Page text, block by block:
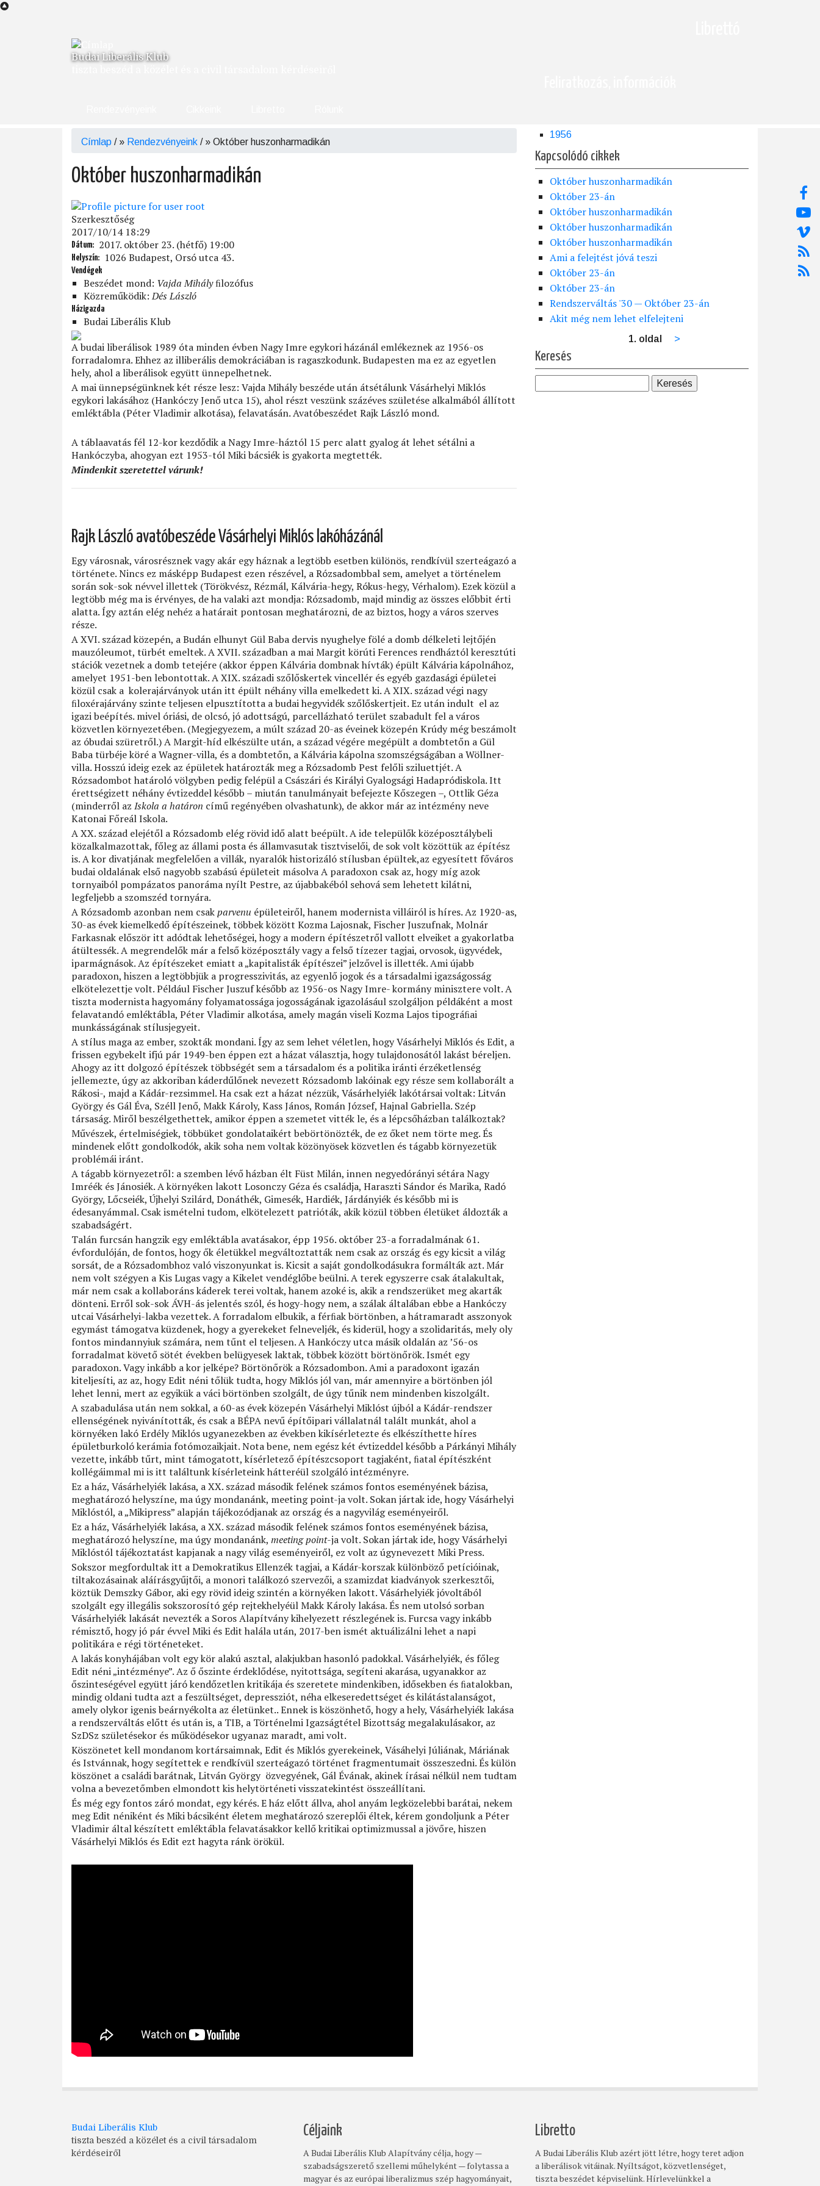
Ugrás
Budai Liberális Klub
Morzsa
Címlap / Rendezvényeink / Október huszonharmadikán
Október huszonharmadikán
Szerkesztőség
2017/10/14 18:29
Dátum 2017. október 23. (hétfő) 19:00
Helyszín 1026 Budapest, Orsó utca 43.
Vendégek
Beszédet mond: Vajda Mihályﬁlozófus
Közreműködik:Dés László
Házigazda
Budai Liberális Klub
A budai liberálisok 1989 óta minden évben Nagy Imre egykori házánál emlékeznek az 1956-os
forradalomra. Ehhez az illiberális demokráciában is ragaszkodunk. Budapesten ma ez az egyetlen
hely, ahol a liberálisok együtt ünnepelhetnek.
A mai ünnepségünknek két része lesz: Vajda Mihály beszéde után átsétálunk Vásárhelyi Miklós
egykori lakásához (Hankóczy Jenő utca 15), ahol részt veszünk százéves születése alkalmából állított
emléktábla (Péter Vladimir alkotása), felavatásán. Avatóbeszédet Rajk László mond.
A táblaavatás fél 12-kor kezdődik a Nagy Imre-háztól 15 perc alatt gyalog át lehet sétálni a
Hankóczyba, ahogyan ezt 1953-tól Miki bácsiék is gyakorta megtették.
Mindenkit szeretettel várunk!
Rajk László avatóbeszéde Vásárhelyi Miklós lakóházánál
Egy városnak, városrésznek vagy akár egy háznak a legtöbb esetben különös, rendkívül szerteágazó a
története. Nincs ez másképp Budapest ezen részével, a Rózsadombbal sem, amelyet a történelem
során sok-sok névvel illettek (Törökvész, Rézmál, Kálvária-hegy, Rókus-hegy, Vérhalom). Ezek közül a
legtöbb még ma is érvényes, de ha valaki azt mondja: Rózsadomb, majd mindig az összes előbbit érti
alatta. Így aztán elég nehéz a határait pontosan meghatározni, de az biztos, hogy a város szerves
része.
A XVI. század közepén, a Budán elhunyt Gül Baba dervis nyughelye fölé a domb délkeleti lejtőjén
mauzóleumot, türbét emeltek. A XVII. században a mai Margit körúti Ferences rendháztól keresztúti
stációk vezetnek a domb tetejére (akkor éppen Kálvária dombnak hívták) épült Kálvária kápolnához,
amelyet 1951-ben lebontottak. A XIX. századi szőlőskertek vincellér és egyéb gazdasági épületei
közül csak a kolerajárványok után itt épült néhány villa emelkedett ki. A XIX. század végi nagy
ﬁloxérajárvány szinte teljesen elpusztította a budai hegyvidék szőlőskertjeit. Ez után indult el az
igazi beépítés. mivel óriási, de olcsó, jó adottságú, parcellázható terület szabadult fel a város
közvetlen környezetében. (Megjegyezem, a múlt század 20-as éveinek közepén Krúdy még beszámolt
az óbudai szüretről.) A Margit-híd elkészülte után, a század végére megépült a dombtetőn a Gül
Baba türbéje köré a Wagner-villa, és a dombtetőn, a Kálvária kápolna szomszégságában a Wöllner-
villa. Hosszú ideig ezek az épületek határozták meg a Rózsadomb Pest felőli sziluettjét. A
Rózsadombot határoló völgyben pedig felépül a Császári és Királyi Gyalogsági Hadapródiskola. Itt
érettségizett néhány évtizeddel később – miután tanulmányait befejezte Kőszegen –, Ottlik Géza
(minderről az Iskola a határon című regényében olvashatunk), de akkor már az intézmény neve
Katonai Főreál Iskola.
A XX. század elejétől a Rózsadomb elég rövid idő alatt beépült. A ide települők középosztálybeli
közalkalmazottak, főleg az állami posta és államvasutak tisztviselői, de sok volt közöttük az építész
is. A kor divatjának megfelelően a villák, nyaralók historizáló stílusban épültek,az egyesített főváros
budai oldalának első nagyobb szabású épületeit másolva A paradoxon csak az, hogy míg azok
tornyaiból pompázatos panoráma nyílt Pestre, az újabbakéból sehová sem lehetett kilátni,
legfeljebb a szomszéd tornyára.
A Rózsadomb azonban nem csakparvenu épületeiről, hanem modernista villáiról is híres. Az 1920-as,
30-as évek kiemelkedő építészeinek, többek között Kozma Lajosnak, Fischer Juszufnak, Molnár
Farkasnak először itt adódtak lehetőségei, hogy a modern építészetről vallott elveiket a gyakorlatba
átültessék. A megrendelők már a felső középosztály vagy a felső tízezer tagjai, orvosok, ügyvédek,
iparmágnások. Az építészeket emiatt a „kapitalisták építészei” jelzővel is illették. Ami újabb
paradoxon, hiszen a legtöbbjük a progresszivitás, az egyenlő jogok és a társadalmi igazságosság
elkötelezettje volt. Például Fischer Juszuf később az 1956-os Nagy Imre- kormány minisztere volt. A
tiszta modernista hagyomány folyamatossága jogosságának igazolásául szolgáljon példáként a most
felavatandó emléktábla, Péter Vladimir alkotása, amely magán viseli Kozma Lajos tipográﬁai
munkásságának stílusjegyeit.
A stílus maga az ember, szokták mondani. Így az sem lehet véletlen, hogy Vásárhelyi Miklós és Edit, a
frissen egybekelt ifjú pár 1949-ben éppen ezt a házat választja, hogy tulajdonosától lakást béreljen.
Ahogy az itt dolgozó építészek többségét sem a társadalom és a politika iránti érzéketlenség
jellemezte, úgy az akkoriban káderdűlőnek nevezett Rózsadomb lakóinak egy része sem kollaborált a
Rákosi-, majd a Kádár-rezsimmel. Ha csak ezt a házat nézzük, Vásárhelyiék lakótársai voltak: Litván
György és Gál Éva, Széll Jenő, Makk Károly, Kass János, Román József, Hajnal Gabriella. Szép
társaság. Miről beszélgethettek, amikor éppen a szemetet vitték le, és a lépcsőházban találkoztak?
Művészek, értelmiségiek, többüket gondolataikért bebörtönözték, de ez őket nem törte meg. És
mindenek előtt gondolkodók, akik soha nem voltak közönyösek közvetlen és tágabb környezetük
problémái iránt.
A tágabb környezetről: a szemben lévő házban élt Füst Milán, innen negyedórányi sétára Nagy
Imréék és Jánosiék. A környéken lakott Losonczy Géza és családja, Haraszti Sándor és Marika, Radó
György, Lőcseiék, Újhelyi Szilárd, Donáthék, Gimesék, Hardiék, Járdányiék és később mi is
édesanyámmal. Csak ismételni tudom, elkötelezett patrióták, akik közül többen életüket áldozták a
szabadságért.
Talán furcsán hangzik egy emléktábla avatásakor, épp 1956. október 23-a forradalmának 61.
évfordulóján, de fontos, hogy ők életükkel megváltoztatták nem csak az ország és egy kicsit a világ
sorsát, de a Rózsadombhoz való viszonyunkat is. Kicsit a saját gondolkodásukra formálták azt. Már
nem volt szégyen a Kis Lugas vagy a Kikelet vendéglőbe beülni. A terek egyszerre csak átalakultak,
már nem csak a kollaboráns káderek terei voltak, hanem azoké is, akik a rendszerüket meg akarták
dönteni. Erről sok-sok ÁVH-ás jelentés szól, és hogy-hogy nem, a szálak általában ebbe a Hankóczy
utcai Vásárhelyi-lakba vezettek. A forradalom elbukik, a férﬁak börtönben, a hátramaradt asszonyok
egymást támogatva küzdenek, hogy a gyerekeket felneveljék, és kiderül, hogy a szolidaritás, mely oly
fontos mindannyiuk számára, nem tűnt el teljesen. A Hankóczy utca másik oldalán az ’56-os
forradalmat követő sötét években belügyesek laktak, többek között börtönőrök. Ismét egy
paradoxon. Vagy inkább a kor jelképe? Börtönőrök a Rózsadombon. Ami a paradoxont igazán
kiteljesíti, az az, hogy Edit néni tőlük tudta, hogy Miklós jól van, már amennyire a börtönben jól
lehet lenni, mert az egyikük a váci börtönben szolgált, de úgy tűnik nem mindenben kiszolgált.
A szabadulása után nem sokkal, a 60-as évek közepén Vásárhelyi Miklóst újból a Kádár-rendszer
ellenségének nyivánították, és csak a BÉPA nevű építőipari vállalatnál talált munkát, ahol a
környéken lakó Erdély Miklós ugyanezekben az években kikísérletezte és elkészíthette híres
épületburkoló kerámia fotómozaikjait. Nota bene, nem egész két évtizeddel később a Párkányi Mihály
vezette, inkább tűrt, mint támogatott, kísérletező építészcsoport tagjaként, ﬁatal építészként
kollégáimmal mi is itt találtunk kísérleteink hátteréül szolgáló intézményre.
Ez a ház, Vásárhelyiék lakása, a XX. század második felének számos fontos eseményének bázisa,
meghatározó helyszíne, ma úgy mondanánk, meeting point-ja volt. Sokan jártak ide, hogy Vásárhelyi
Miklóstól, a „Mikipress” alapján tájékozódjanak az ország és a nagyvilág eseményeiről.
Ez a ház, Vásárhelyiék lakása, a XX. század második felének számos fontos eseményének bázisa,
meghatározó helyszíne, ma úgy mondanánk, meeting point-ja volt. Sokan jártak ide, hogy Vásárhelyi
Miklóstól tájékoztatást kapjanak a nagy világ eseményeiről, ez volt az úgynevezett Miki Press.
Sokszor megfordultak itt a Demokratikus Ellenzék tagjai, a Kádár-korszak különböző petícióinak,
tiltakozásainak aláírásgyűjtői, a monori találkozó szervezői, a szamizdat kiadványok szerkesztői,
köztük Demszky Gábor, aki egy rövid ideig szintén a környéken lakott. Vásárhelyiék jóvoltából
szolgált egy illegális sokszorosító gép rejtekhelyéül Makk Károly lakása. És nem utolsó sorban
Vásárhelyiék lakását nevezték a Soros Alapítvány kihelyezett részlegének is. Furcsa vagy inkább
rémisztő, hogy jó pár évvel Miki és Edit halála után, 2017-ben ismét aktuálizálni lehet a napi
politikára e régi történeteket.
A lakás konyhájában volt egy kör alakú asztal, alakjukban hasonló padokkal. Vásárhelyiék, és főleg
Edit néni „intézménye”. Az ő őszinte érdeklődése, nyitottsága, segíteni akarása, ugyanakkor az
őszinteségével együtt járó kendőzetlen kritikája és szeretete mindenkiben, idősekben és ﬁatalokban,
mindig oldani tudta azt a feszültséget, depressziót, néha elkeseredettséget és kilátástalanságot,
amely olykor igenis beárnyékolta az életünket.. Ennek is köszönhető, hogy a hely, Vásárhelyiék lakása
a rendszerváltás előtt és után is, a TIB, a Történelmi Igazságtétel Bizottság megalakulásakor, az
SzDSz születésekor és működésekor ugyanaz maradt, ami volt.
Köszönetet kell mondanom kortársaimnak, Edit és Miklós gyerekeinek, Vásáhelyi Júliának, Máriának
és Istvánnak, hogy segítettek e rendkívül szerteágazó történet fragmentumait összeszedni. És külön
köszönet a családi barátnak, Litván György özvegyének, Gál Évának, akinek írásai nélkül nem tudtam
volna a bevezetőmben elmondott kis helytörténeti visszatekintést összeállítani.
És még egy fontos záró mondat, egy kérés. E ház előtt állva, ahol anyám legközelebbi barátai, nekem
meg Edit néniként és Miki bácsiként életem meghatározó szereplői éltek, kérem gondoljunk a Péter
Vladimir által készített emléktábla felavatásakkor kellő kritikai optimizmussal a jövőre, hiszen
Vásárhelyi Miklós és Edit ezt hagyta ránk örökül.
1956
Kapcsolódó cikkek
Október huszonharmadikán
Október 23-án
Október huszonharmadikán
Október huszonharmadikán
Október huszonharmadikán
Ami a felejtést jóvá teszi
Október 23-án
Október 23-án
Rendszerváltás '30 — Október 23-án
Akit még nem lehet elfelejteni
1. oldal
Következő
>
Keresés
Budai Liberális Klub
tiszta beszéd a közélet és a civil társadalom
kérdéseiről
Céljaink
A Budai Liberális Klub Alapítvány célja, hogy —
szabadságszerető szellemi műhelyként — folytassa a
magyar és az európai liberalizmus szép hagyományait,
Libretto
A Budai Liberális Klub azért jött létre, hogy teret adjon
a liberálisok vitáinak. Nyíltságot, közvetlenséget,
tiszta beszédet képviselünk. Hírlevelünkkel a